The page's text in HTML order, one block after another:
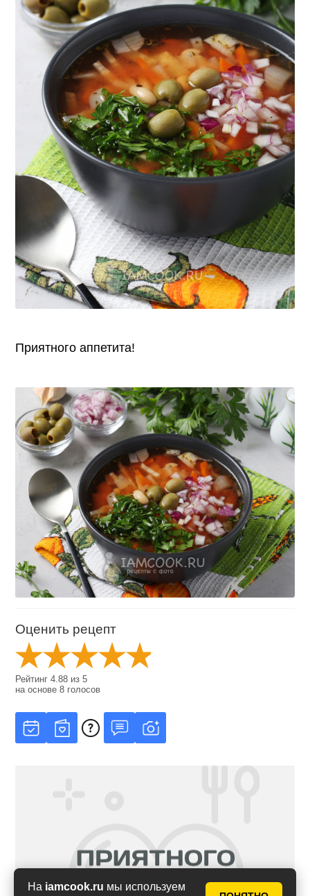
На iamcook.ru мы используем
Приятного аппетита!
Оценить рецепт
Рейтинг4.88 из5
на основе8 голосов